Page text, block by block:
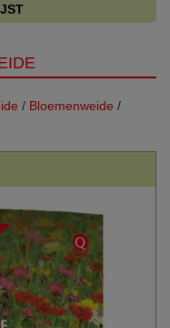
/ Bloemenweide /